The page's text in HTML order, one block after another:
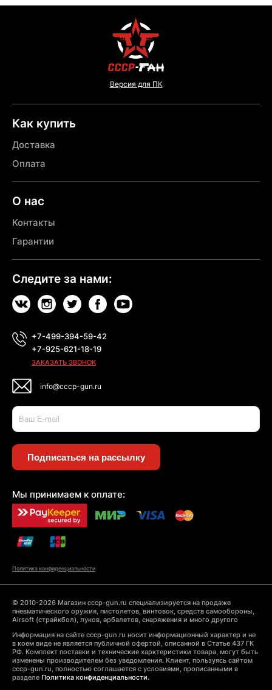
Версия для ПК
Как купить
Доставка
Оплата
О нас
Контакты
Гарантии
Следите за нами:
+7-499-394-59-42
+7-925-621-18-19
ЗАКАЗАТЬ ЗВОНОК
info@cccp-gun.ru
Подписаться на рассылку
Мы принимаем к оплате:
Политика конфиденциальности
© 2010-2026 Магазин cccp-gun.ru специализируется на продаже
пневматического оружия, пистолетов, винтовок, средств самообороны,
Airsoft (страйкбол), луков, арбалетов, снаряжения и много другого
Информация на сайте cccp-gun.ru носит информационный характер и не
в коем виде не является публичной офертой, описанной в Статье 437 ГК
РФ. Комплект поставки и технические харктеристики товара, могут быть
изменены производителем без уведомления. Клиент, пользуясь сайтом
cccp-gun.ru, полностью соглашается с условиями, прописанными в
разделе Политика конфиденциальности.